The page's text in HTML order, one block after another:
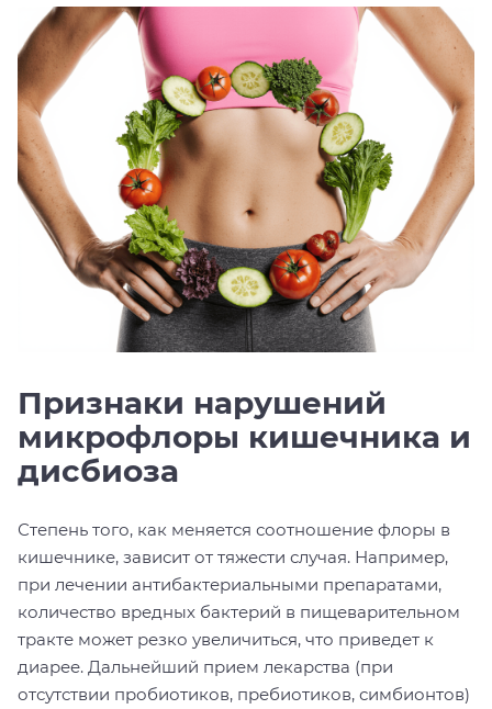
Признаки нарушений
микрофлоры кишечника и
дисбиоза
Степень того, как меняется соотношение флоры в
кишечнике, зависит от тяжести случая. Например,
при лечении антибактериальными препаратами,
количество вредных бактерий в пищеварительном
тракте может резко увеличиться, что приведет к
диарее. Дальнейший прием лекарства (при
отсутствии пробиотиков, пребиотиков, симбионтов)